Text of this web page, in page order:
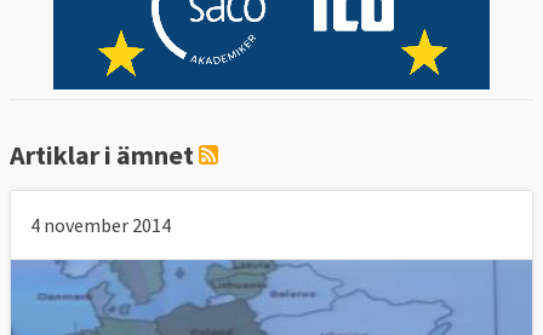
Artiklar i ämnet
4 november 2014